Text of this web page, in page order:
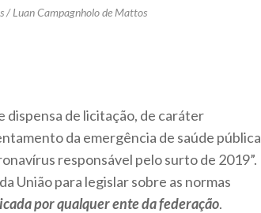
/ Luan Campagnholo de Mattos
dispensa de licitação, de caráter
da emergência de saúde pública
responsável pelo surto de 2019”.
União para legislar sobre as normas
por qualquer ente da federação.